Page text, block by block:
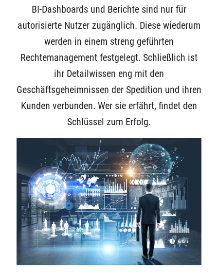
BI-Dashboards und Berichte sind nur für
autorisierte Nutzer zugänglich. Diese wiederum
werden in einem streng geführten
Rechtemanagement festgelegt. Schließlich ist
ihr Detailwissen eng mit den
Geschäftsgeheimnissen der Spedition und ihren
Kunden verbunden. Wer sie erfährt, findet den
Schlüssel zum Erfolg.